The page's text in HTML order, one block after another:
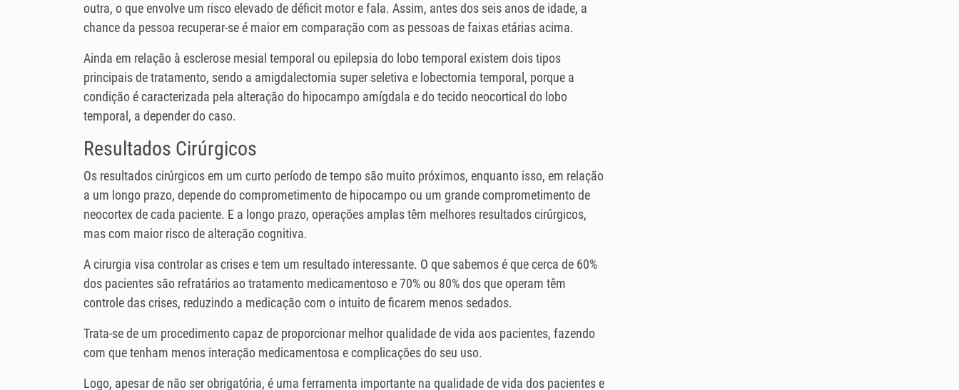
outra, o que envolve um risco elevado de déficit motor e fala. Assim, antes dos seis anos de idade, a
chance da pessoa recuperar-se é maior em comparação com as pessoas de faixas etárias acima.
Ainda em relação à esclerose mesial temporal ou epilepsia do lobo temporal existem dois tipos
principais de tratamento, sendo a amigdalectomia super seletiva e lobectomia temporal, porque a
condição é caracterizada pela alteração do hipocampo amígdala e do tecido neocortical do lobo
temporal, a depender do caso.
Resultados Cirúrgicos
Os resultados cirúrgicos em um curto período de tempo são muito próximos, enquanto isso, em relação
a um longo prazo, depende do comprometimento de hipocampo ou um grande comprometimento de
neocortex de cada paciente. E a longo prazo, operações amplas têm melhores resultados cirúrgicos,
mas com maior risco de alteração cognitiva.
A cirurgia visa controlar as crises e tem um resultado interessante. O que sabemos é que cerca de 60%
dos pacientes são refratários ao tratamento medicamentoso e 70% ou 80% dos que operam têm
controle das crises, reduzindo a medicação com o intuito de ficarem menos sedados.
Trata-se de um procedimento capaz de proporcionar melhor qualidade de vida aos pacientes, fazendo
com que tenham menos interação medicamentosa e complicações do seu uso.
Logo, apesar de não ser obrigatória, é uma ferramenta importante na qualidade de vida dos pacientes e